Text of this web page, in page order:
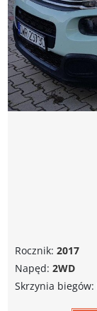
Rocznik: 2017
Napęd: 2WD
Skrzynia biegów: